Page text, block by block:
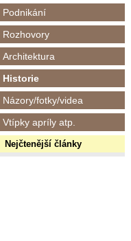
Podnikání
Rozhovory
Architektura
Historie
Názory/fotky/videa
Vtípky apríly atp.
Nejčtenější články